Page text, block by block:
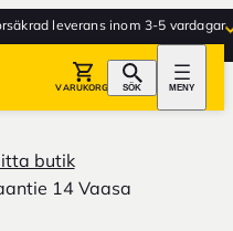
leverans inom 3-5 vardagar
VARUKORG SÖK MENY
butik
14 Vaasa